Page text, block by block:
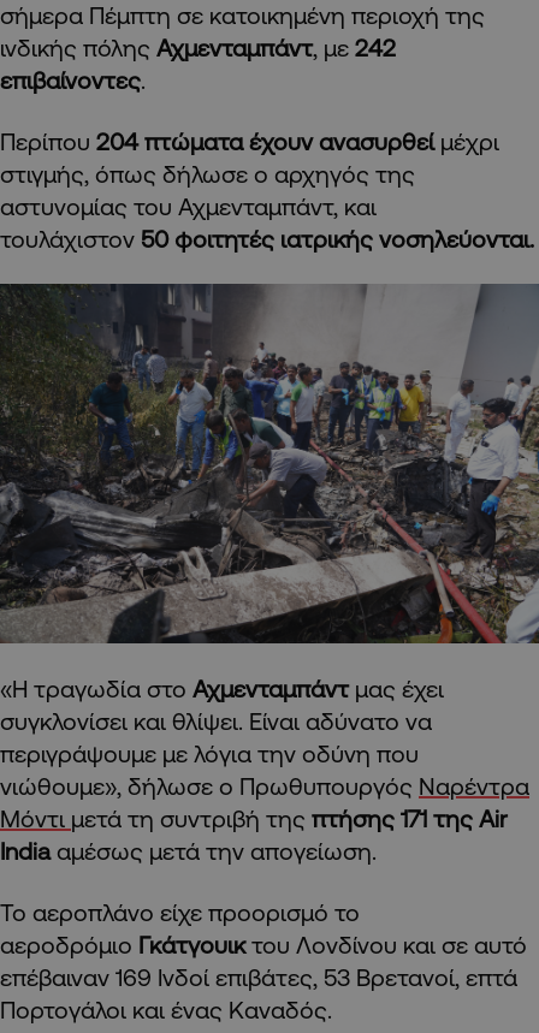
σήμερα Πέμπτη σε κατοικημένη περιοχή της
ινδικής πόλης Αχμενταμπάντ, με 242
επιβαίνοντες.
Περίπου 204 πτώματα έχουν ανασυρθεί μέχρι
στιγμής, όπως δήλωσε ο αρχηγός της
αστυνομίας του Αχμενταμπάντ, και
τουλάχιστον 50 φοιτητές ιατρικής νοσηλεύονται.
«Η τραγωδία στο Αχμενταμπάντ μας έχει
συγκλονίσει και θλίψει. Είναι αδύνατο να
περιγράψουμε με λόγια την οδύνη που
νιώθουμε», δήλωσε ο Πρωθυπουργός Ναρέντρα
Μόντι μετά τη συντριβή της πτήσης 171 της Air
India αμέσως μετά την απογείωση.
Το αεροπλάνο είχε προορισμό το
αεροδρόμιο Γκάτγουικτου Λονδίνου και σε αυτό
επέβαιναν 169 Ινδοί επιβάτες, 53 Βρετανοί, επτά
Πορτογάλοι και ένας Καναδός.